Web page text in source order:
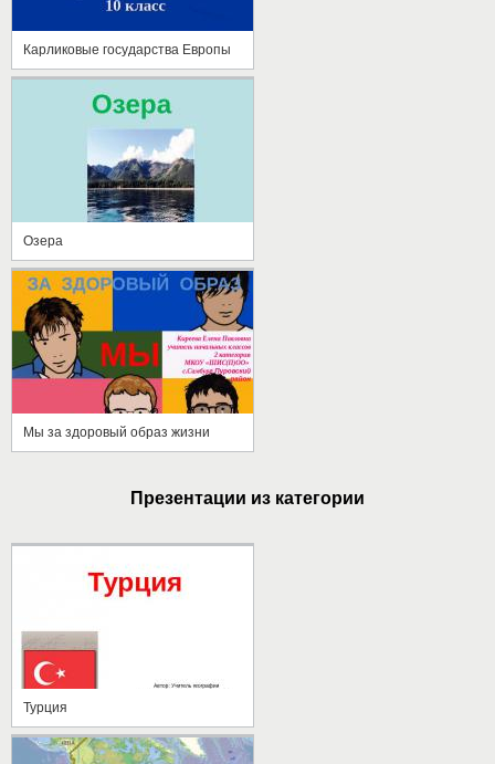
Карликовые государства Европы
Озера
Мы за здоровый образ жизни
Презентации из категории
Турция